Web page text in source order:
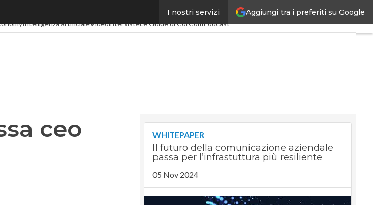
Aggiungi tra i preferiti su Google
I nostri servizi
PA Digitale
Intelligenza artificialeVideointervisteLe Guide di CorComPodcast
ceo WHITEPAPER
Il futuro della comunicazione aziendale
passa per l’infrastuttura più resiliente
05 Nov 2024